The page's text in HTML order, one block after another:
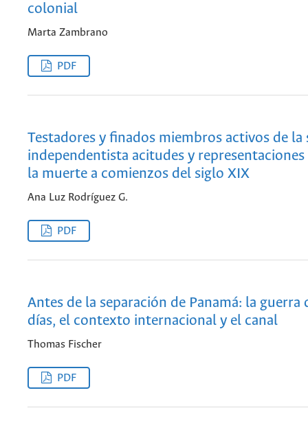
colonial
Marta Zambrano
PDF
Testadores y finados miembros activos de la
independentista acitudes y
la muerte a comienzos del siglo XIX
Ana Luz Rodríguez G.
PDF
Antes de la separación de Panamá: la guerra
días, el contexto internacional y el canal
Thomas Fischer
PDF